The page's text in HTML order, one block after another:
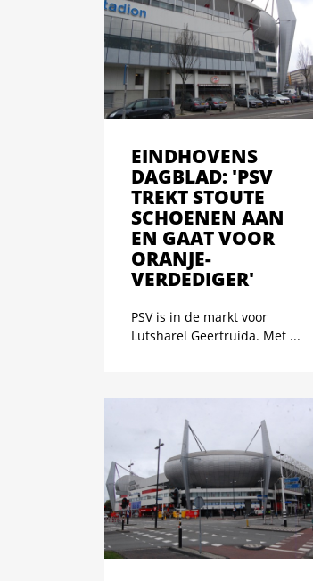
EINDHOVENS
DAGBLAD: 'PSV
TREKT STOUTE
SCHOENEN AAN
EN GAAT VOOR
ORANJE-
VERDEDIGER'
PSV is in de markt voor
Lutsharel Geertruida. Met ...